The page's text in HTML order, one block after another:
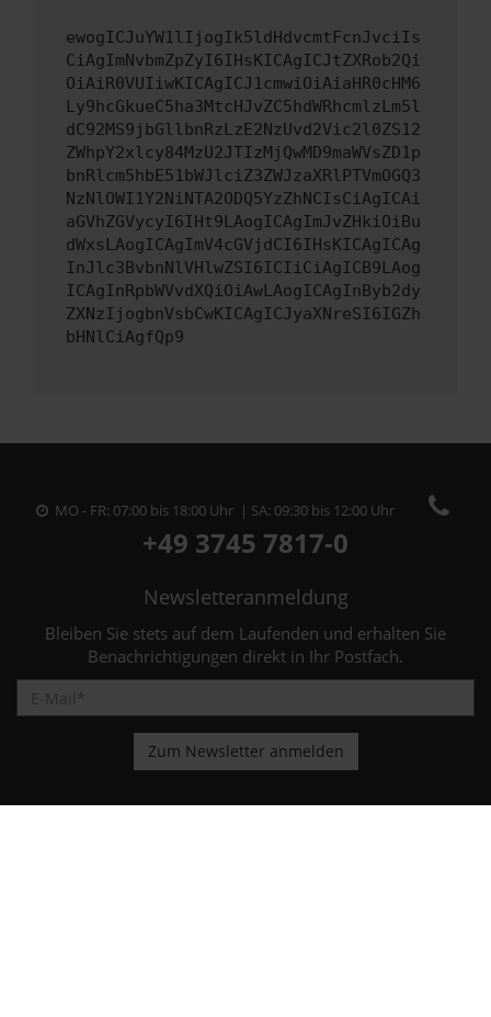
ewogICJuYW1lIjogIk5ldHdvcmtFcnJvciIs
CiAgImNvbmZpZyI6IHsKICAgICJtZXRob2Qi
OiAiR0VUIiwKICAgICJ1cmwiOiAiaHR0cHM6
Ly9hcGkueC5ha3MtcHJvZC5hdWRhcmlzLm5l
dC92MS9jbGllbnRzLzE2NzUvd2Vic2l0ZS12
ZWhpY2xlcy84MzU2JTIzMjQwMD9maWVsZD1p
bnRlcm5hbE51bWJlciZ3ZWJzaXRlPTVmOGQ3
NzNlOWI1Y2NiNTA2ODQ5YzZhNCIsCiAgICAi
aGVhZGVycyI6IHt9LAogICAgImJvZHkiOiBu
dWxsLAogICAgImV4cGVjdCI6IHsKICAgICAg
InJlc3BvbnNlVHlwZSI6ICIiCiAgICB9LAog
ICAgInRpbWVvdXQiOiAwLAogICAgInByb2dy
ZXNzIjogbnVsbCwKICAgICJyaXNreSI6IGZh
bHNlCiAgfQp9
MO - FR: 07:00 bis 18:00 Uhr | SA: 09:30 bis 12:00 Uhr
+49 3745 7817-0
Newsletteranmeldung
Bleiben Sie stets auf dem Laufenden und erhalten Sie
Benachrichtigungen direkt in Ihr Postfach.